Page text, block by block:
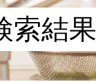
索結果